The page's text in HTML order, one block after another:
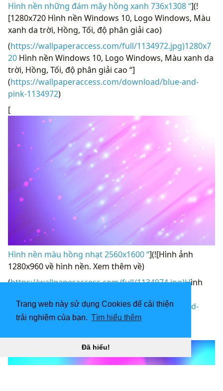
Trang web này sử dụng Cookies để cải thiện
trải nghiệm của bạn. Tìm hiểu thêm
Đã hiểu!
Hình nền những đám mây hồng xanh 736x1308 “](!
[1280x720 Hình nền Windows 10, Logo Windows, Màu
xanh da trời, Hồng, Tối, độ phân giải cao)
(https://wallpaperaccess.com/full/1134972.jpg)1280x7
20 Hình nền Windows 10, Logo Windows, Màu xanh da
trời, Hồng, Tối, độ phân giải cao “]
(https://wallpaperaccess.com/download/blue-and-
pink-1134972)
[
Hình nền màu hồng nhạt 2560x1600 “](![Hình ảnh
1280x960 về hình nền. Xem thêm về)
(https://wallpaperaccess.com/full/1134974.jpg)Hình
https://wallpaperaccess.com/download/blue-and-
pink-1134974)